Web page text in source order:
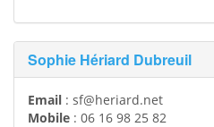
Sophie Hériard Dubreuil
Email : sf@heriard.net
Mobile : 06 16 98 25 82